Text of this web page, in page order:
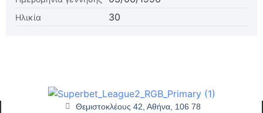
Ηλικία 30
Θεμιστοκλέους 42, Αθήνα, 106 78